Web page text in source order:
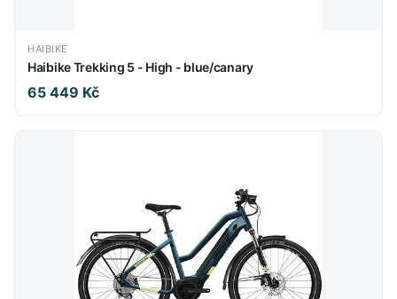
HAIBIKE
Haibike Trekking 5 - High - blue/canary
65 449 Kč